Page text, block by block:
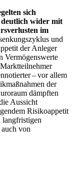
sich
deutlich wider mit
im
und
der Anleger
Vermögenswerte
– vor allem
der
dämpften
Aussicht
Risikoappetit
langfristigen
von